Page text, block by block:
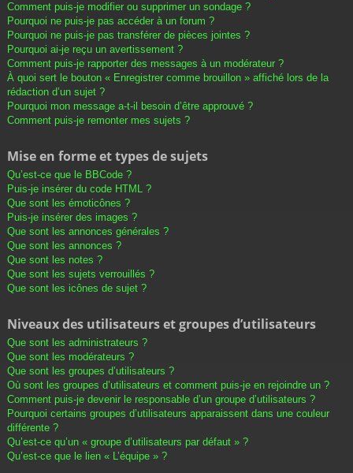
Comment puis-je modifier ou supprimer un sondage ?
Pourquoi ne puis-je pas accéder à un forum ?
Pourquoi ne puis-je pas transférer de pièces jointes ?
Pourquoi ai-je reçu un avertissement ?
Comment puis-je rapporter des messages à un modérateur ?
À quoi sert le bouton « Enregistrer comme brouillon » affiché lors de la
rédaction d’un sujet ?
Pourquoi mon message a-t-il besoin d’être approuvé ?
Comment puis-je remonter mes sujets ?
Mise en forme et types de sujets
Qu’est-ce que le BBCode ?
Puis-je insérer du code HTML ?
Que sont les émoticônes ?
Puis-je insérer des images ?
Que sont les annonces générales ?
Que sont les annonces ?
Que sont les notes ?
Que sont les sujets verrouillés ?
Que sont les icônes de sujet ?
Niveaux des utilisateurs et groupes d’utilisateurs
Que sont les administrateurs ?
Que sont les modérateurs ?
Que sont les groupes d’utilisateurs ?
Où sont les groupes d’utilisateurs et comment puis-je en rejoindre un ?
Comment puis-je devenir le responsable d’un groupe d’utilisateurs ?
Pourquoi certains groupes d’utilisateurs apparaissent dans une couleur
différente ?
Qu’est-ce qu’un « groupe d’utilisateurs par défaut » ?
Qu’est-ce que le lien « L’équipe » ?